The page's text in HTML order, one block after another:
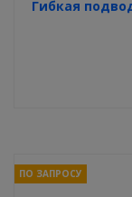
Гибкая
ПО ЗАПРОСУ